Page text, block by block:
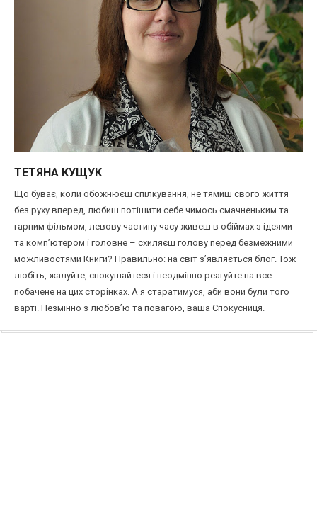
ТЕТЯНА КУЩУК
Що буває, коли обожнюєш спілкування, не тямиш свого життя
без руху вперед, любиш потішити себе чимось смачненьким та
гарним фільмом, левову частину часу живеш в обіймах з ідеями
та комп’ютером і головне – схиляєш голову перед безмежними
можливостями Книги? Правильно: на світ з’являється блог. Тож
любіть, жалуйте, спокушайтеся і неодмінно реагуйте на все
побачене на цих сторінках. А я старатимуся, аби вони були того
варті. Незмінно з любов’ю та повагою, ваша Спокусниця.